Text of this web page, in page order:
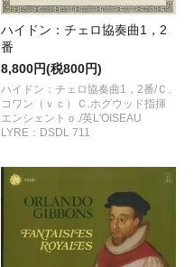
ハイドン：チェロ協奏曲1，2
番
8,800円(税800円)
ハイドン：チェロ協奏曲1，2番/Ｃ.
コワン（ｖｃ）Ｃ.ホグウッド指揮
エンシェントｏ./英L'OISEAU
LYRE：DSDL 711